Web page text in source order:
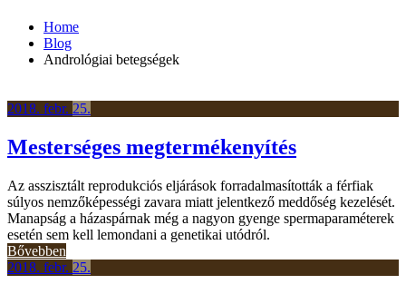
Home
Blog
Andrológiai betegségek
2018. febr. 25.
Mesterséges megtermékenyítés
Az asszisztált reprodukciós eljárások forradalmasították a férfiak
súlyos nemzőképességi zavara miatt jelentkező meddőség kezelését.
Manapság a házaspárnak még a nagyon gyenge spermaparaméterek
esetén sem kell lemondani a genetikai utódról.
Bővebben
2018. febr. 25.